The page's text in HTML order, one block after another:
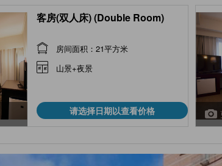
客房(双人床) (Double Room)
房间面积：21平方米
山景+夜景
请选择日期以查看价格